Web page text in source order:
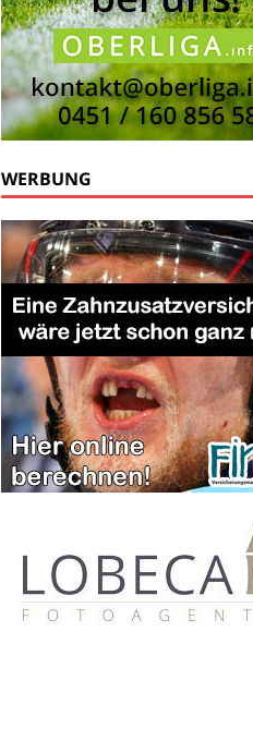
WERBUNG